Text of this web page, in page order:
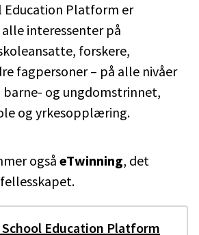
Education Platform er
interessenter på
forskere,
fagpersoner – på alle nivåer
og ungdomstrinnet,
og yrkesopplæring.
også eTwinning, det
School Education Platform